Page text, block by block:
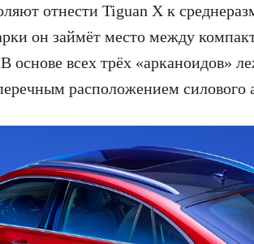
отнести Tiguan X к
он займёт место между
всех трёх «арканоидов»
расположением силового